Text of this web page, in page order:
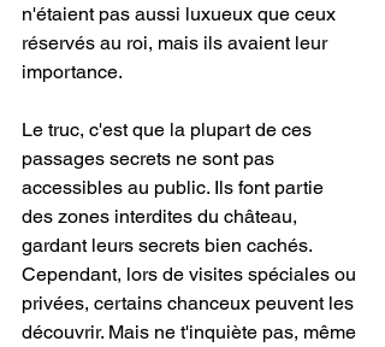
n'étaient pas aussi luxueux que ceux
réservés au roi, mais ils avaient leur
importance.
Le truc, c'est que la plupart de ces
passages secrets ne sont pas
accessibles au public. Ils font partie
des zones interdites du château,
gardant leurs secrets bien cachés.
Cependant, lors de visites spéciales ou
privées, certains chanceux peuvent les
découvrir. Mais ne t'inquiète pas, même